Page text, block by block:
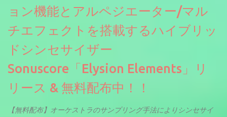
ョン機能とアルペジエーター/マル
チエフェクトを搭載するハイブリッ
ドシンセサイザー
Sonuscore「Elysion Elements」リ
リース & 無料配布中！！
【無料配布】オーケストラのサンプリング手法によりシンセサイ